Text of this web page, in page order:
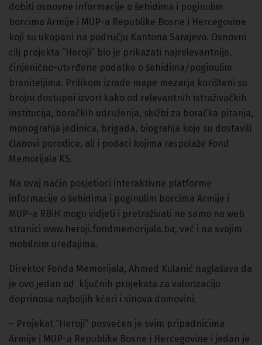
dobiti osnovne informacije o šehidima i poginulim
borcima Armije i MUP-a Republike Bosne i Hercegovine
koji su ukopani na području Kantona Sarajevo. Osnovni
cilj projekta “Heroji” bio je prikazati najrelevantnije,
činjenično-utvrđene podatke o šehidima/poginulim
braniteljima. Prilikom izrade mape mezarja korišteni su
brojni dostupni izvori kako od relevantnih istraživačkih
institucija, boračkih udruženja, službi za boračka pitanja,
monografija jedinica, brigada, biografija koje su dostavili
članovi porodice, ali i podaci kojima raspolaže Fond
Memorijala KS.
Na ovaj način posjetioci interaktivne platforme
informacije o šehidima i poginulim borcima Armije i
MUP-a RBiH mogu vidjeti i pretraživati ne samo na web
stranici www.heroji.fondmemorijala.ba, već i na svojim
mobilnim uređajima.
Direktor Fonda Memorijala, Ahmed Kulanić naglašava da
je ovo jedan od ključnih projekata za valorizaciju
doprinosa najboljih kćeri i sinova domovini.
– Projekat “Heroji” posvećen je svim pripadnicima
Armije i MUP-a Republike Bosne i Hercegovine i jedan je